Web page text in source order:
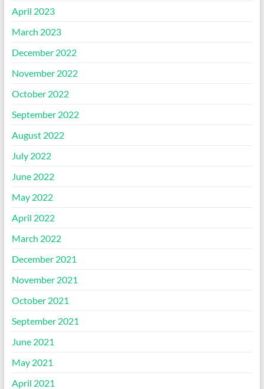
April 2023
March 2023
December 2022
November 2022
October 2022
September 2022
August 2022
July 2022
June 2022
May 2022
April 2022
March 2022
December 2021
November 2021
October 2021
September 2021
June 2021
May 2021
April 2021